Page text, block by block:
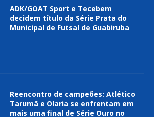
ADK/GOAT Sport e Tecebem
decidem título da Série Prata do
Municipal de Futsal de Guabiruba
Reencontro de campeões: Atlético
Tarumã e Olaria se enfrentam em
mais uma final de Série Ouro no